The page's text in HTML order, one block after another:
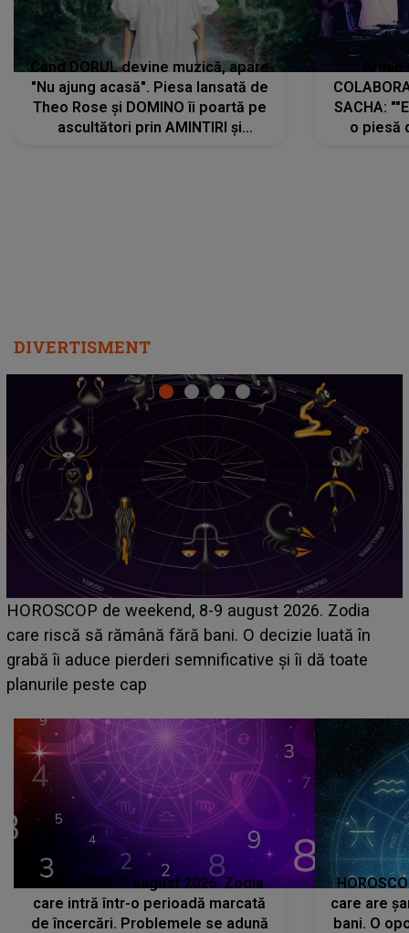
Când DORUL devine muzică, apare
"Nu ajung acasă". Piesa lansată de
Theo Rose și DOMINO îi poartă pe
ascultători prin AMINTIRI și
SACHA:
o piesă
DIVERTISMENT
Emanuel a ținut ACEST DETALIU ASCUNS până
acum! În fața Alexandrei, concurentul din Casa Iubirii
face o MĂRTURISIRE NEAȘTEPTATĂ despre mama
sa: "I-am spus și ei în față, eu nu te iubesc pentru
HOROSCOP 7 august 2026. Zodia
care intră într-o perioadă marcată
de încercări. Problemele se adună
care are
bani. O